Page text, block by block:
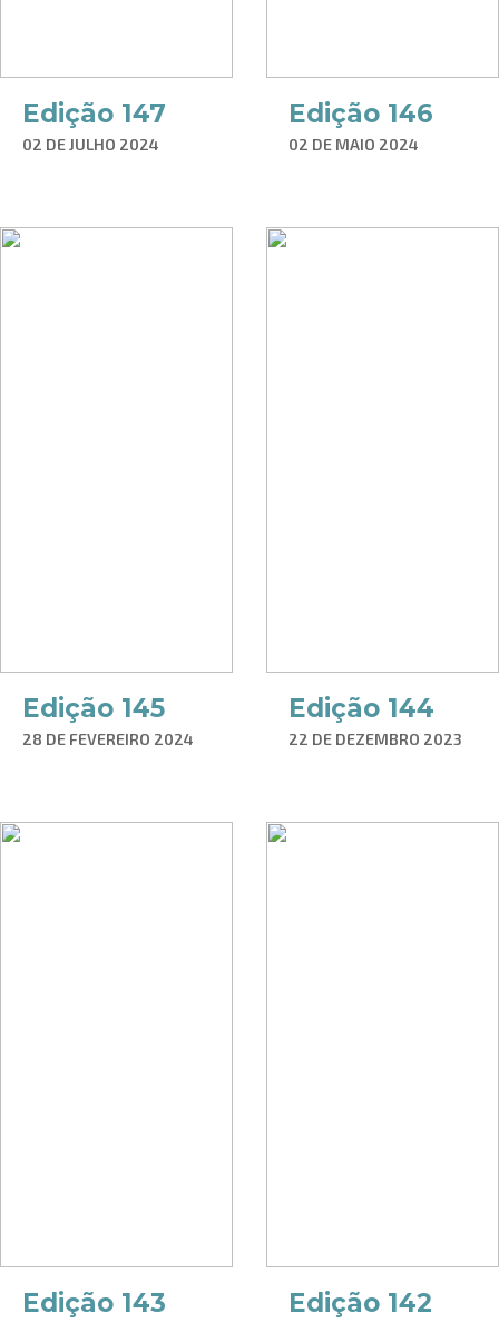
Edição 147
02 DE JULHO 2024
Edição 146
02 DE MAIO 2024
Edição 145
28 DE FEVEREIRO 2024
Edição 144
22 DE DEZEMBRO 2023
Edição 143 Edição 142